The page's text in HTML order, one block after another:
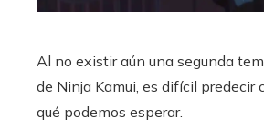
Al no existir aún una segunda
de Ninja Kamui, es difícil predecir
qué podemos esperar.